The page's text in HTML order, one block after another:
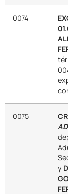
0074
0075
y